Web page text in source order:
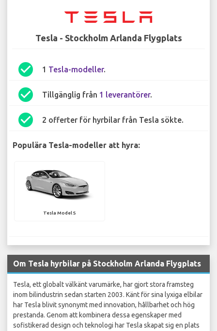
Tesla - Stockholm Arlanda Flygplats
check_circle 1 Tesla-modeller.
check_circle Tillgänglig från 1 leverantörer.
check_circle 2 offerter för hyrbilar från Tesla sökte.
Populära Tesla-modeller att hyra:
Tesla Model S
Om Tesla hyrbilar på Stockholm Arlanda Flygplats
Tesla, ett globalt välkänt varumärke, har gjort stora framsteg
inom bilindustrin sedan starten 2003. Känt för sina lyxiga elbilar
har Tesla blivit synonymt med innovation, hållbarhet och hög
prestanda. Genom att kombinera dessa egenskaper med
sofistikerad design och teknologi har Tesla skapat sig en plats